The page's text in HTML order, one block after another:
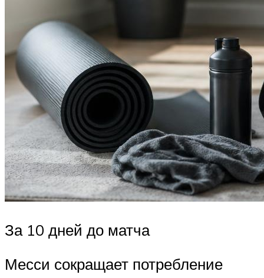
За 10 дней до матча
Месси сокращает потребление